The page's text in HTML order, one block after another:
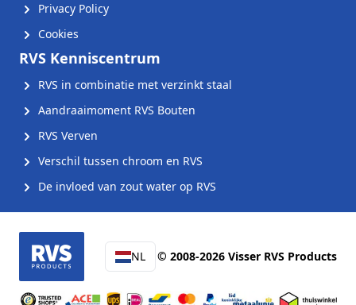
Privacy Policy
Cookies
RVS Kenniscentrum
RVS in combinatie met verzinkt staal
Aandraaimoment RVS Bouten
RVS Verven
Verschil tussen chroom en RVS
De invloed van zout water op RVS
NL © 2008-2026 Visser RVS Products